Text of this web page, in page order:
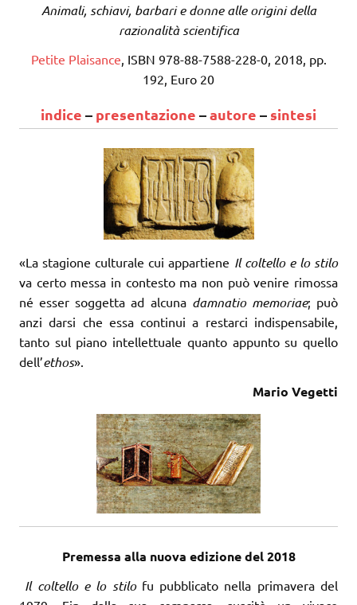
Animali, schiavi, barbari e donne alle origini della
razionalità scientifica
Petite Plaisance , ISBN 978-88-7588-228-0, 2018, pp.
192, Euro 20
indice – presentazione –autore – sintesi
«La stagione culturale cui appartiene Il coltello e lo stilo
va certo messa in contesto ma non può venire rimossa
né esser soggetta ad alcuna damnatio memoriae; può
anzi darsi che essa continui a restarci indispensabile,
tanto sul piano intellettuale quanto appunto su quello
dell’ethos».
Mario Vegetti
Premessa alla nuova edizione del 2018
Il coltello e lo stilo fu pubblicato nella primavera del